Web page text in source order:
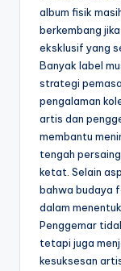
album fisik
berkembang
eksklusif yang
Banyak label
strategi
pengalaman
artis dan
membantu
tengah
ketat. Selain
bahwa budaya
dalam
Penggemar
tetapi juga
kesuksesan